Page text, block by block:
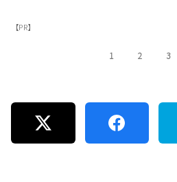
【PR】
1 2 3